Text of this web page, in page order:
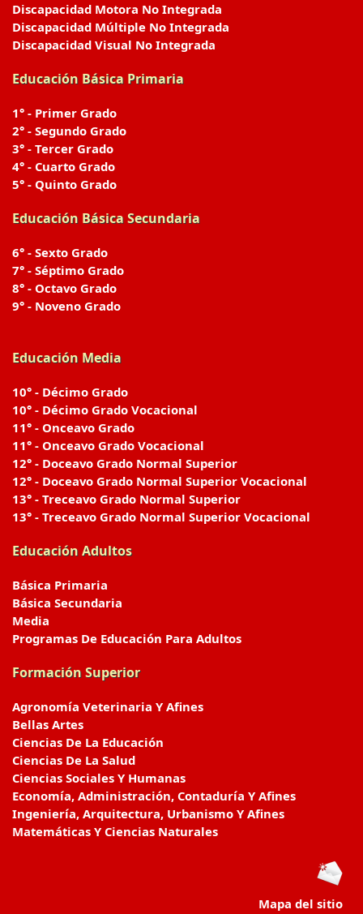
Discapacidad Motora No Integrada
Discapacidad Múltiple No Integrada
Discapacidad Visual No Integrada
Educación Básica Primaria
1° - Primer Grado
2° - Segundo Grado
3° - Tercer Grado
4° - Cuarto Grado
5° - Quinto Grado
Educación Básica Secundaria
6° - Sexto Grado
7° - Séptimo Grado
8° - Octavo Grado
9° - Noveno Grado
Educación Media
10° - Décimo Grado
10° - Décimo Grado Vocacional
11° - Onceavo Grado
11° - Onceavo Grado Vocacional
12° - Doceavo Grado Normal Superior
12° - Doceavo Grado Normal Superior Vocacional
13° - Treceavo Grado Normal Superior
13° - Treceavo Grado Normal Superior Vocacional
Educación Adultos
Básica Primaria
Básica Secundaria
Media
Programas De Educación Para Adultos
Formación Superior
Agronomía Veterinaria Y Afines
Bellas Artes
Ciencias De La Educación
Ciencias De La Salud
Ciencias Sociales Y Humanas
Economía, Administración, Contaduría Y Afines
Ingeniería, Arquitectura, Urbanismo Y Afines
Matemáticas Y Ciencias Naturales
Mapa del sitio